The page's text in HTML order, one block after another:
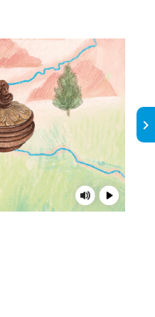
keyboard_arrow_right